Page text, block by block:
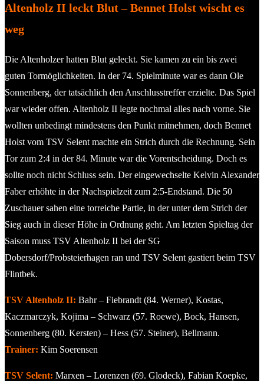
Altenholz II leckt Blut – Bennet Holst wischt es
weg
Die Altenholzer hatten Blut geleckt. Sie kamen zu ein bis zwei
guten Tormöglichkeiten. In der 74. Spielminute war es dann Ole
Sonnenberg, der tatsächlich den Anschlusstreffer erzielte. Das Spiel
war wieder offen. Altenholz II legte nochmal alles nach vorne. Sie
wollten unbedingt mindestens den Punkt mitnehmen, doch Bennet
Holst vom TSV Selent machte ein Strich durch die Rechnung. Sein
Tor zum 2:4 in der 84. Minute war die Vorentscheidung. Doch es
sollte noch nicht Schluss sein. Der eingewechselte Kelvin Alexander
Faber erhöhte in der Nachspielzeit zum 2:5-Endstand. Die 50
Zuschauer sahen eine torreiche Partie, in der unter dem Strich der
Sieg auch in dieser Höhe in Ordnung geht. Am letzten Spieltag der
Saison muss TSV Altenholz II bei der SG
Dobersdorf/Probsteierhagen ran und TSV Selent gastiert beim TSV
Flintbek.
TSV Altenholz II: Bahr – Fiebrandt (84. Werner), Kostas,
Kaczmarczyk, Kojima – Schwarz (57. Roewe), Bock, Hansen,
Sonnenberg (80. Kersten) – Hess (57. Steiner), Bellmann.
Trainer: Kim Soerensen
TSV Selent: Marxen – Lorenzen (69. Glodeck), Fabian Koepke,